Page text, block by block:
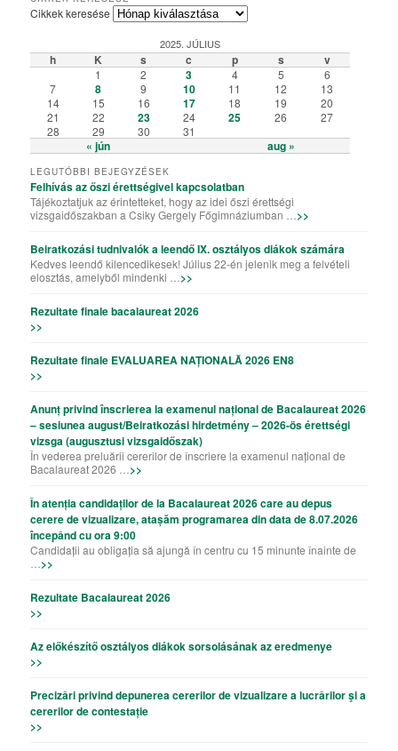
Cikkek keresése
2025. JÚLIUS
h K s c p s v
« jún aug »
1 2 3 4 5
6
7
8 9 10 11 12
13
14
15 16 17 18 19
20
21
22 23 24 25 26
27
28
29 30 31
LEGUTÓBBI BEJEGYZÉSEK
Felhívás az őszi érettségivel kapcsolatban
Tájékoztatjuk az érintetteket, hogy az idei őszi érettségi
vizsgaidőszakban a Csiky Gergely Főgimnáziumban … >>
Beiratkozási tudnivalók a leendő IX. osztályos diákok számára
Kedves leendő kilencedikesek! Július 22-én jelenik meg a felvételi
elosztás, amelyből mindenki … >>
Rezultate finale bacalaureat 2026
>>
Rezultate finale EVALUAREA NAȚIONALĂ 2026 EN8
>>
Anunț privind înscrierea la examenul național de Bacalaureat 2026
– sesiunea august/Beiratkozási hirdetmény – 2026-ös érettségi
vizsga (augusztusi vizsgaidőszak)
În vederea preluării cererilor de înscriere la examenul național de
Bacalaureat 2026 … >>
În atenția candidaților de la Bacalaureat 2026 care au depus
cerere de vizualizare, atașăm programarea din data de 8.07.2026
începând cu ora 9:00
Candidații au obligația să ajungă în centru cu 15 minunte înainte de
>>
Rezultate Bacalaureat 2026
>>
Az előkészítő osztályos diákok sorsolásának az eredmenye
>>
Precizǎri privind depunerea cererilor de vizualizare a lucrǎrilor şi a
cererilor de contestație
>>